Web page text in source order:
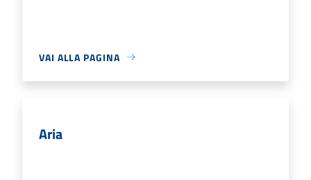
VAI ALLA PAGINA
Aria